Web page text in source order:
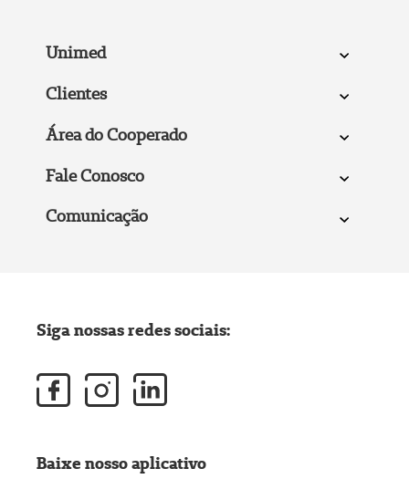
Unimed
Clientes
Área do Cooperado
Fale Conosco
Comunicação
Siga nossas redes sociais:
Baixe nosso aplicativo